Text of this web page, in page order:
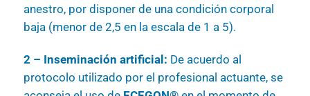
anestro, por disponer de una condición corporal
baja (menor de 2,5 en la escala de 1 a 5).
2 – Inseminación artificial: De acuerdo al
protocolo utilizado por el profesional actuante, se